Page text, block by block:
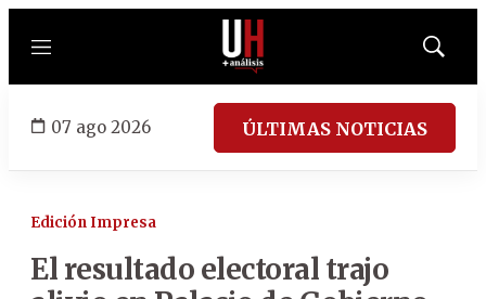
Menú
Mostrar
07 ago 2026 ÚLTIMAS NOTICIAS
Edición Impresa
El resultado electoral trajo